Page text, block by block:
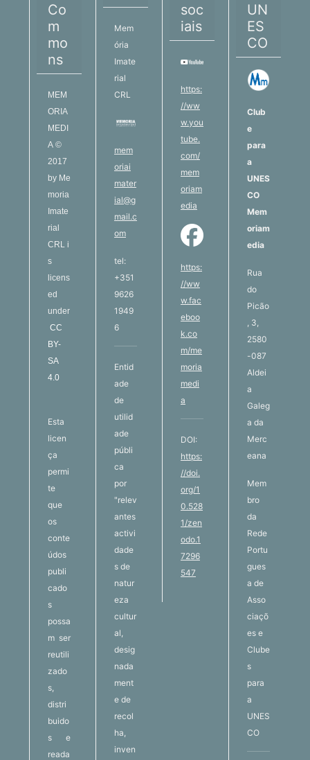
Co
m
mo
ns
MEM
ORIA
MEDI
A ©
2017
by Me
moria
Imate
rial
CRL i
s
licens
ed
under
CC
BY-
SA
4.0
Esta
licen
ça
permi
te
que
os
conte
údos
publi
cado
s
possa
m ser
reutili
zado
s,
distri
buido
s e
reada
Mem
ória
Imate
rial
CRL
mem
oriai
mater
ial@g
mail.c
om
tel:
+351
9626
1949
6
Entid
ade
de
utilid
ade
públi
ca
por
"relev
antes
activi
dade
s de
natur
eza
cultur
al,
desig
nada
ment
e de
recol
ha,
inven
soc
iais
https:
//ww
w.you
tube.
com/
mem
oriam
edia
https:
//ww
w.fac
eboo
k.co
m/me
moria
medi
a
DOI:
https:
//doi.
org/1
0.528
1/zen
odo.1
7296
547
UN
ES
CO
Club
e
para
a
UNES
CO
Mem
oriam
edia
Rua
do
Picão
, 3,
2580
-087
Aldei
a
Galeg
a da
Merc
eana
Mem
bro
da
Rede
Portu
gues
a de
Asso
ciaçõ
es e
Clube
s
para
a
UNES
CO